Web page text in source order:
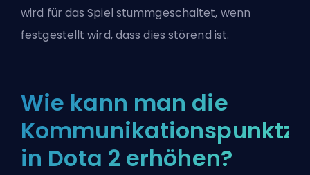
wird für das Spiel stummgeschaltet, wenn
festgestellt wird, dass dies störend ist.
Wie kann man die
in Dota 2 erhöhen?